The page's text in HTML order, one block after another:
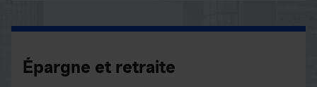
Épargne et retraite